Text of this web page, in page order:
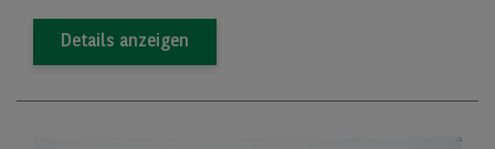
Details anzeigen